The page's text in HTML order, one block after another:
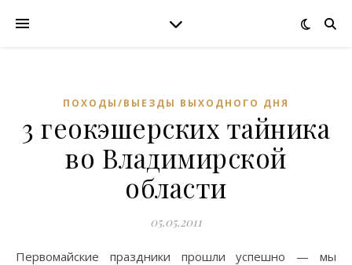
ПОХОДЫ/ВЫЕЗДЫ ВЫХОДНОГО ДНЯ
3 геокэшерских тайника
во Владимирской
области
05.05.2011
Первомайские праздники прошли успешно — мы